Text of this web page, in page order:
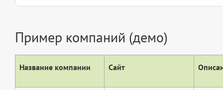
Пример компаний (демо)
Название компании Сайт